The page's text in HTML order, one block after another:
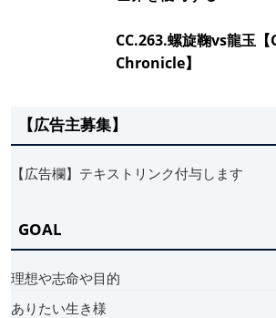
CC.263.螺旋鞠vs龍玉
Chronicle】
【広告主募集】
【広告欄】テキストリンク付与します
GOAL
理想や志命や目的
ありたい生き様